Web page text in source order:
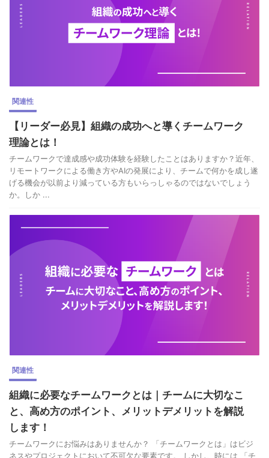
関連性
【リーダー必見】組織の成功へと導くチームワーク
理論とは！
チームワークで達成感や成功体験を経験したことはありますか？近年、
リモートワークによる働き方やAIの発展により、チームで何かを成し遂
げる機会が以前より減っている方もいらっしゃるのではないでしょう
か。しか ...
関連性
組織に必要なチームワークとは｜チームに大切なこ
と、高め方のポイント、メリットデメリットを解説
します！
チームワークにお悩みはありませんか？ 「チームワークとは」はビジ
ネスやプロジェクトにおいて不可欠な要素です。 しかし、時には 「チ